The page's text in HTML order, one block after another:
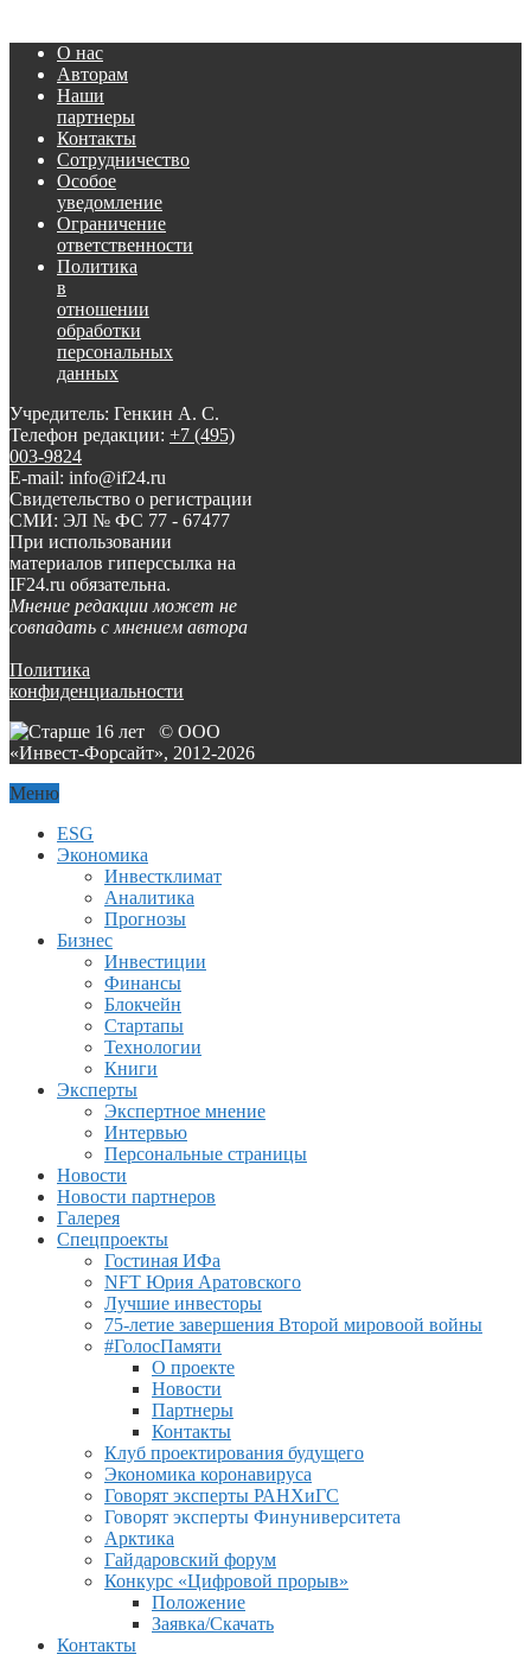
О нас
Авторам
Наши
партнеры
Контакты
Сотрудничество
Особое
уведомление
Ограничение
ответственности
Политика
в
отношении
обработки
персональных
данных
Учредитель: Генкин А. С.
Телефон редакции: +7 (495)
003-9824
E-mail: info@if24.ru
Свидетельство о регистрации
СМИ: ЭЛ № ФС 77 - 67477
При использовании
материалов гиперссылка на
IF24.ru обязательна.
Мнение редакции может не
совпадать с мнением автора
Политика
конфиденциальности
© ООО
«Инвест-Форсайт», 2012-2026
Меню
ESG
Экономика
Инвестклимат
Аналитика
Прогнозы
Бизнес
Инвестиции
Финансы
Блокчейн
Стартапы
Технологии
Книги
Эксперты
Экспертное мнение
Интервью
Персональные страницы
Новости
Новости партнеров
Галерея
Спецпроекты
Гостиная ИФа
NFT Юрия Аратовского
Лучшие инвесторы
75-летие завершения Второй мировоой войны
#ГолосПамяти
О проекте
Новости
Партнеры
Контакты
Клуб проектирования будущего
Экономика коронавируса
Говорят эксперты РАНХиГС
Говорят эксперты Финуниверситета
Арктика
Гайдаровский форум
Конкурс «Цифровой прорыв»
Положение
Заявка/Скачать
Контакты